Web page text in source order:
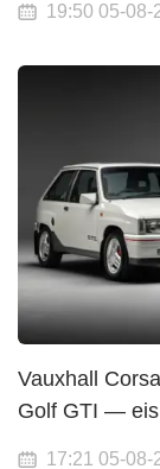
19:50 05-08-
Vauxhall
Golf GTI —
17:21 05-08-